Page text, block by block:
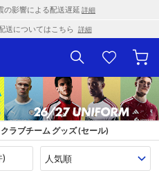
の影響による配送遅延 詳細
送についてはこちら 詳細
ラブチーム グッズ (セール)